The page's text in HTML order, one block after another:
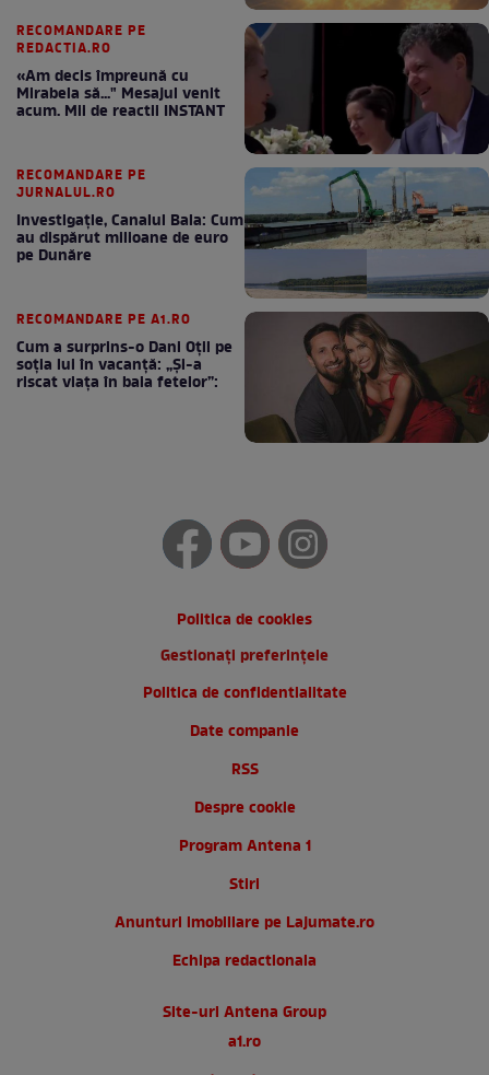
RECOMANDARE PE
REDACTIA.RO
«Am decis împreună cu
Mirabela să..." Mesajul venit
acum. Mii de reactii INSTANT
RECOMANDARE PE
JURNALUL.RO
Investigație, Canalul Bala: Cum
au dispărut milioane de euro
pe Dunăre
RECOMANDARE PE A1.RO
Cum a surprins-o Dani Oțil pe
soția lui în vacanță: „Și-a
riscat viața în baia fetelor”:
Politica de cookies
Gestionați preferințele
Politica de confidentialitate
Date companie
RSS
Despre cookie
Program Antena 1
Stiri
Anunturi imobiliare pe Lajumate.ro
Echipa redactionala
Site-uri Antena Group
a1.ro